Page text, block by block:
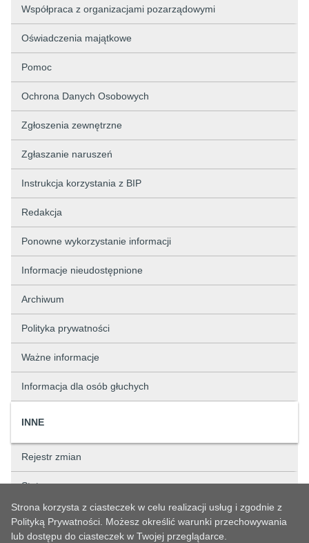
Współpraca z organizacjami pozarządowymi
Oświadczenia majątkowe
Pomoc
Ochrona Danych Osobowych
Zgłoszenia zewnętrzne
Zgłaszanie naruszeń
Instrukcja korzystania z BIP
Redakcja
Ponowne wykorzystanie informacji
Informacje nieudostępnione
Archiwum
Polityka prywatności
Ważne informacje
Informacja dla osób głuchych
INNE
Rejestr zmian
Status sprawy
Strona korzysta z ciasteczek w celu realizacji usług i zgodnie z
Polityką Prywatności. Możesz określić warunki przechowywania
lub dostępu do ciasteczek w Twojej przeglądarce.